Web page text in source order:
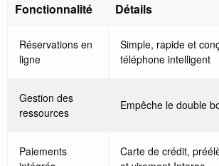
Fonctionnalité Détails
Réservations en
ligne
Simple, rapide et
téléphone intelligent
Gestion des
ressources
Empêche le double
Paiements
Carte de crédit,